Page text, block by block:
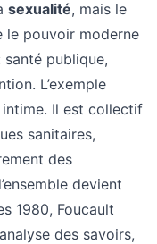
sexualité, mais le
le pouvoir moderne
publique,
L’exemple
intime. Il est collectif
sanitaires,
des
devient
1980, Foucault
des savoirs,